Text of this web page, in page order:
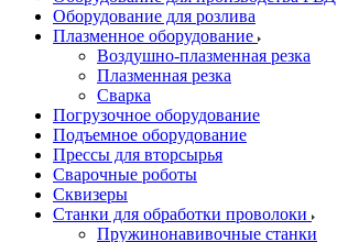
Оборудование для розлива
Плазменное оборудование
Воздушно-плазменная резка
Плазменная резка
Сварка
Погрузочное оборудование
Подъемное оборудование
Прессы для вторсырья
Сварочные роботы
Сквизеры
Станки для обработки проволоки
Пружинонавивочные станки